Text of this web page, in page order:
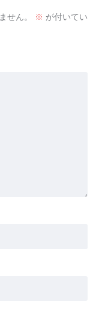
せん。 ※ が付いてい